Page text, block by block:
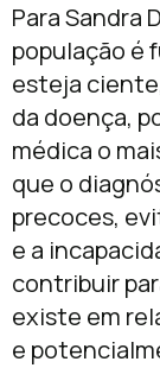
Para Sandra
população é
esteja
da doença,
médica o
que o
precoces,
e a
contribuir
existe em
e